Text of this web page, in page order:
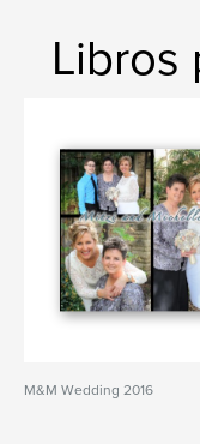
Libros
M&M Wedding 2016